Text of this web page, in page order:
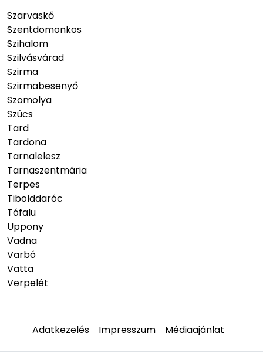
Szarvaskő
Szentdomonkos
Szihalom
Szilvásvárad
Szirma
Szirmabesenyő
Szomolya
Szúcs
Tard
Tardona
Tarnalelesz
Tarnaszentmária
Terpes
Tibolddaróc
Tófalu
Uppony
Vadna
Varbó
Vatta
Verpelét
Adatkezelés Impresszum Médiaajánlat